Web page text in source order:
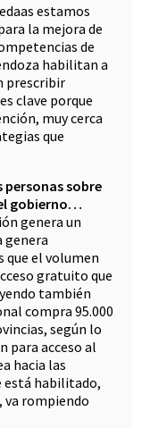
estamos
la mejora de
de
habilitan a
prescribir
clave porque
muy cerca
que
personas sobre
gobierno…
genera un
genera
que el volumen
gratuito que
también
compra 95.000
según lo
para acceso al
hacia las
está habilitado,
va rompiendo